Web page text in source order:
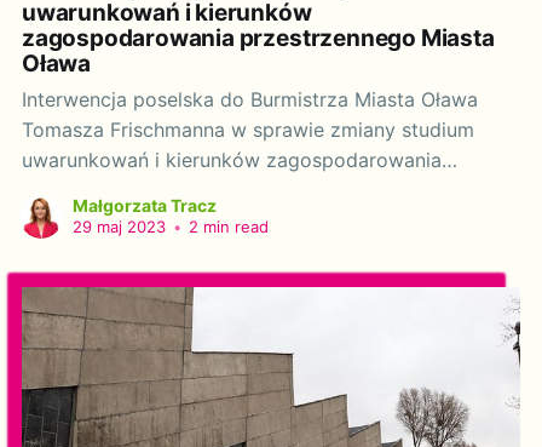
uwarunkowań i kierunków
zagospodarowania przestrzennego Miasta
Oława
Interwencja poselska do Burmistrza Miasta Oława
Tomasza Frischmanna w sprawie zmiany studium
uwarunkowań i kierunków zagospodarowania
Burmistrzu! Działając na podstawie art. 20 ustawy z
senatora (tj. Dz.U. 2018 poz. 1799, z późn. zm.), na
Małgorzata Tracz
29 maj 2023 • 2 min read